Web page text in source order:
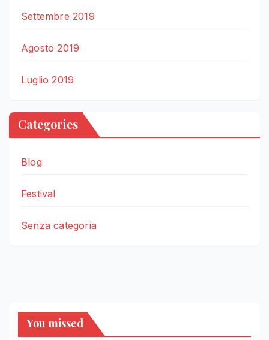
Settembre 2019
Agosto 2019
Luglio 2019
Categories
Blog
Festival
Senza categoria
You missed